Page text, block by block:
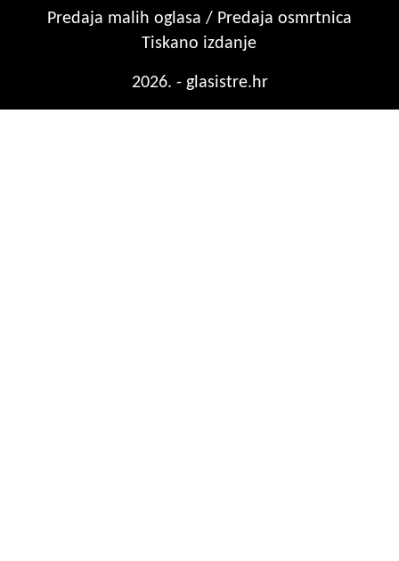
Predaja malih oglasa / Predaja osmrtnica
Tiskano izdanje
2026. - glasistre.hr